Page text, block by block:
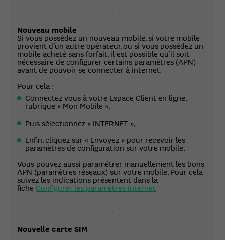
Nouveau mobile
Si vous possédez un nouveau mobile, si votre mobile
provient d’un autre opérateur, ou si vous possédez un
mobile acheté sans forfait, il est possible qu’il soit
nécessaire de configurer certains paramètres (APN)
avant de pouvoir se connecter à internet.
Pour cela :
Connectez vous à votre Espace Client en ligne,
rubrique « Mon Mobile »,
Puis sélectionnez « INTERNET »,
Enfin, cliquez sur « Envoyez » pour recevoir les
paramètres de configuration sur votre mobile.
Vous pouvez aussi paramétrer manuellement les bons
APN (paramètres réseaux) sur votre mobile. Pour cela
suivez les indications présentent dans la
ficheConfigurer les paramètres internet
Nouvelle carte SIM